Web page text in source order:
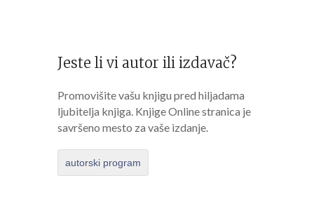
Jeste li vi autor ili izdavač?
Promovišite vašu knjigu pred hiljadama
ljubitelja knjiga. Knjige Online stranica je
savršeno mesto za vaše izdanje.
autorski program